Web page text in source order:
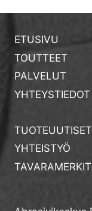
ETUSIVU
TOUTTEET
PALVELUT
YHTEYSTIEDOT
TUOTEUUTISET
YHTEISTYÖ
TAVARAMERKIT